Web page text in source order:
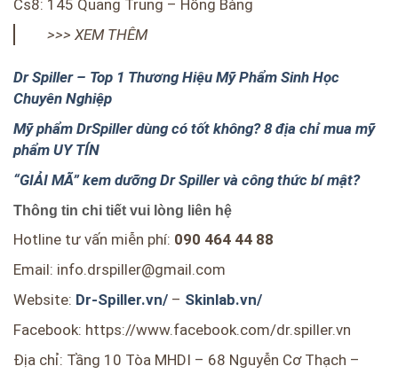
Cs8: 145 Quang Trung – Hồng Bàng
>>> XEM THÊM
Dr Spiller – Top 1 Thương Hiệu Mỹ Phẩm Sinh Học
Chuyên Nghiệp
Mỹ phẩm DrSpiller dùng có tốt không? 8 địa chỉ mua mỹ
phẩm UY TÍN
“GIẢI MÃ” kem dưỡng Dr Spiller và công thức bí mật?
Thông tin chi tiết vui lòng liên hệ
Hotline tư vấn miễn phí: 090 464 44 88
Email: info.drspiller@gmail.com
Website: Dr-Spiller.vn/ – Skinlab.vn/
Facebook: https://www.facebook.com/dr.spiller.vn
Địa chỉ: Tầng 10 Tòa MHDI – 68 Nguyễn Cơ Thạch –